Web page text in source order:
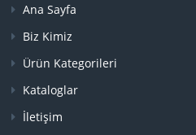
Ana Sayfa
Biz Kimiz
Ürün Kategorileri
Kataloglar
İletişim